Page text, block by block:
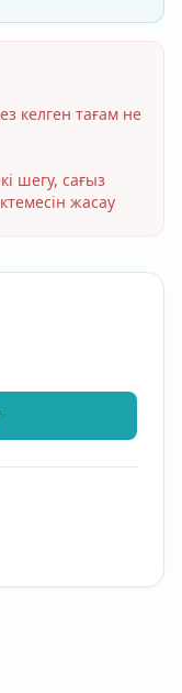
келген тағам не
шегу, сағыз
жасау